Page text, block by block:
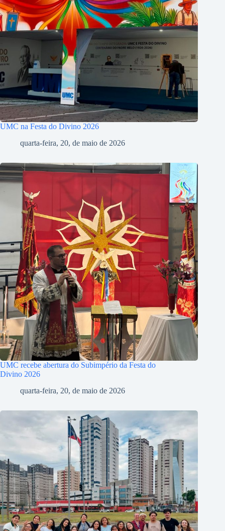
UMC na Festa do Divino 2026
quarta-feira, 20, de maio de 2026
UMC recebe abertura do Subimpério da Festa do
Divino 2026
quarta-feira, 20, de maio de 2026